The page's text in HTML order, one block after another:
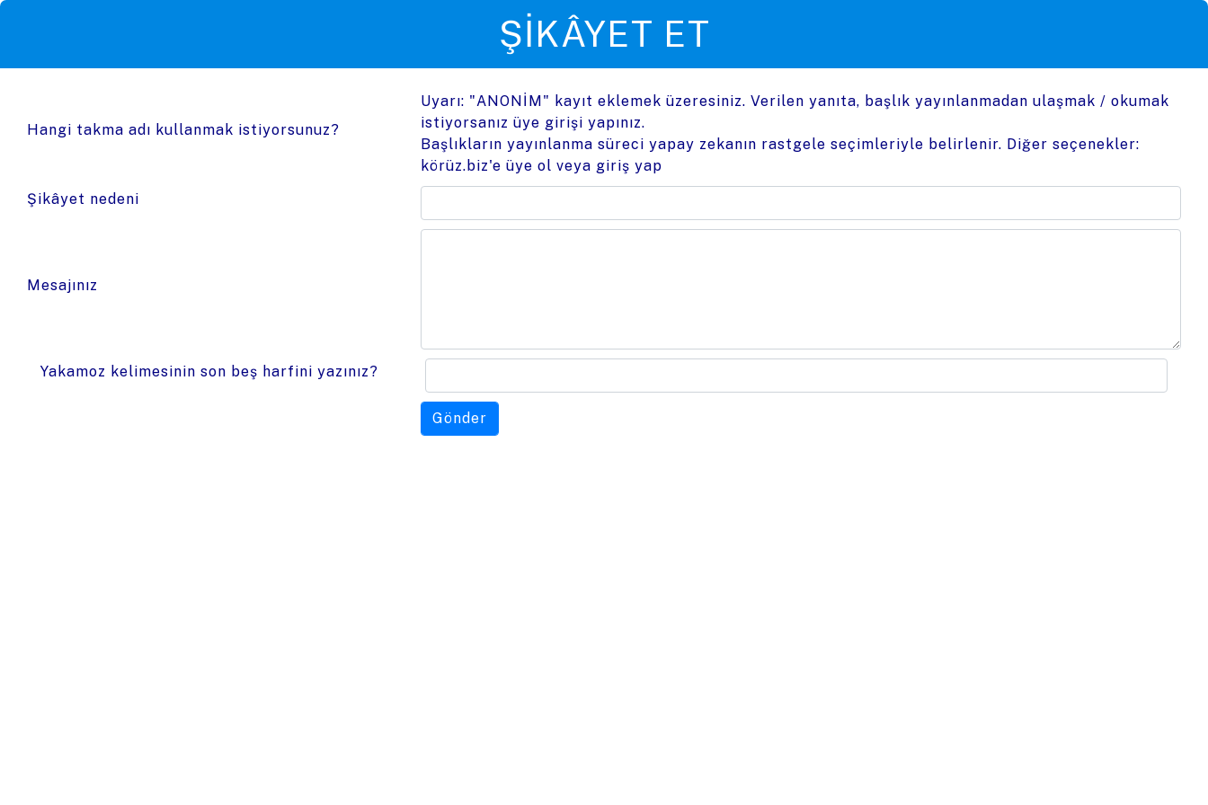
ŞIKÂYET ET
Hangi takma adı kullanmak istiyorsunuz?
Uyarı: "ANONİM" kayıt eklemek üzeresiniz. Verilen yanıta, başlık yayınlanmadan ulaşmak / okumak
istiyorsanız üye girişi yapınız.
Başlıkların yayınlanma süreci yapay zekanın rastgele seçimleriyle belirlenir. Diğer seçenekler:
körüz.biz'e üye ol veya giriş yap
Şikâyet nedeni
Mesajınız
Yakamoz kelimesinin son beş harfini yazınız?